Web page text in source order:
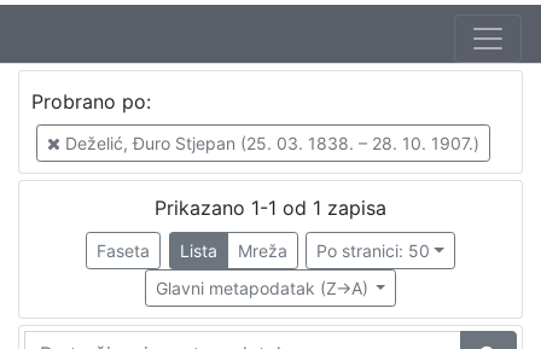
Probrano po:
Deželić, Đuro Stjepan (25. 03. 1838. – 28. 10. 1907.)
Prikazano 1-1 od 1 zapisa
Faseta Lista Mreža
Po stranici: 50
Glavni metapodatak (Z->A)